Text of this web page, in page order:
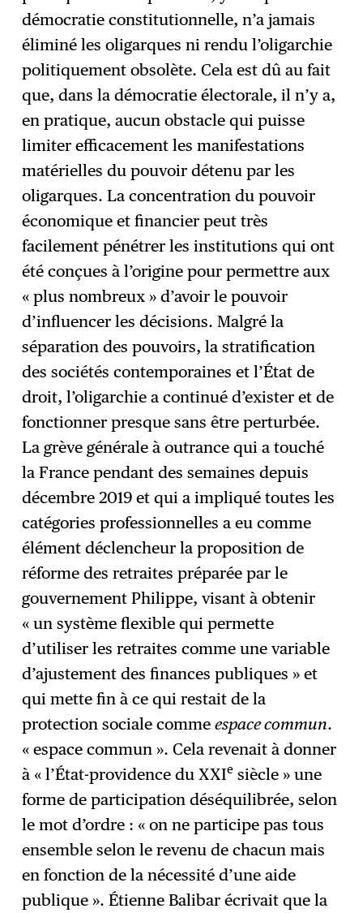
démocratie constitutionnelle, n’a jamais
éliminé les oligarques ni rendu l’oligarchie
politiquement obsolète. Cela est dû au fait
que, dans la démocratie électorale, il n’y a,
en pratique, aucun obstacle qui puisse
limiter efficacement les manifestations
matérielles du pouvoir détenu par les
oligarques. La concentration du pouvoir
économique et financier peut très
facilement pénétrer les institutions qui ont
été conçues à l’origine pour permettre aux
« plus nombreux » d’avoir le pouvoir
d’influencer les décisions. Malgré la
séparation des pouvoirs, la stratification
des sociétés contemporaines et l’État de
droit, l’oligarchie a continué d’exister et de
fonctionner presque sans être perturbée.
La grève générale à outrance qui a touché
la France pendant des semaines depuis
décembre 2019 et qui a impliqué toutes les
catégories professionnelles a eu comme
élément déclencheur la proposition de
réforme des retraites préparée par le
gouvernement Philippe, visant à obtenir
« un système flexible qui permette
d’utiliser les retraites comme une variable
d’ajustement des finances publiques » et
qui mette fin à ce qui restait de la
protection sociale commeespace commun.
« espace commun ». Cela revenait à donner
à « l’État-providence du XXIe siècle » une
forme de participation déséquilibrée, selon
le mot d’ordre : « on ne participe pas tous
ensemble selon le revenu de chacun mais
en fonction de la nécessité d’une aide
publique ». Étienne Balibar écrivait que la